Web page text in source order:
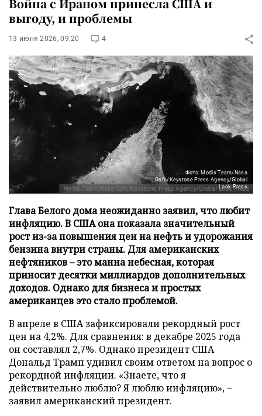
Война с Ираном принесла США и
выгоду, и проблемы
13 июня 2026, 09:20 4
Фото: Modis Team/Nasa
Gsfc/Keystone Press Agency/Global
Look Press
Глава Белого дома неожиданно заявил, что любит
инфляцию. В США она показала значительный
рост из-за повышения цен на нефть и удорожания
бензина внутри страны. Для американских
нефтяников – это манна небесная, которая
приносит десятки миллиардов дополнительных
доходов. Однако для бизнеса и простых
американцев это стало проблемой.
В апреле в США зафиксировали рекордный рост
цен на 4,2%. Для сравнения: в декабре 2025 года
он составлял 2,7%. Однако президент США
Дональд Трамп удивил своим ответом на вопрос о
рекордной инфляции. «Знаете, что я
действительно люблю? Я люблю инфляцию», –
заявил американский президент.